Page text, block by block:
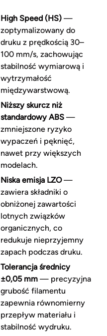
High Speed (HS)—
zoptymalizowany do
druku z prędkością 30–
100 mm/s, zachowując
stabilność wymiarową i
wytrzymałość
międzywarstwową.
Niższy skurcz niż
standardowy ABS—
zmniejszone ryzyko
wypaczeń i pęknięć,
nawet przy większych
modelach.
Niska emisja LZO—
zawiera składniki o
obniżonej zawartości
lotnych związków
organicznych, co
redukuje nieprzyjemny
zapach podczas druku.
Tolerancja średnicy
±0,05 mm— precyzyjna
grubość filamentu
zapewnia równomierny
przepływ materiału i
stabilność wydruku.